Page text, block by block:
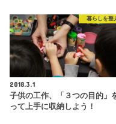
暮らしを整
2018.3.1
子供の工作、「３つの目的」
って上手に収納しよう！